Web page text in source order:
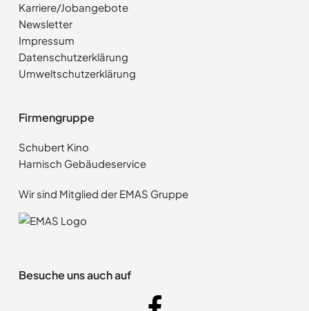
Karriere/Jobangebote
Newsletter
Impressum
Datenschutzerklärung
Umweltschutzerklärung
Firmengruppe
Schubert Kino
Harnisch Gebäudeservice
Wir sind Mitglied der EMAS Gruppe
Besuche uns auch auf